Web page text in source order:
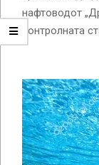
нафтоводот
контролната